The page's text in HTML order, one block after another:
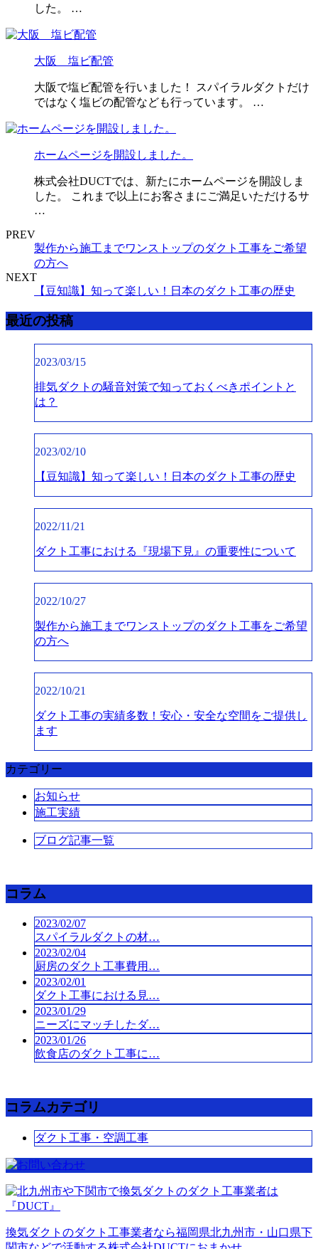
した。 …
大阪 塩ビ配管
大阪で塩ビ配管を行いました！ スパイラルダクトだけ
ではなく塩ビの配管なども行っています。 …
ホームページを開設しました。
株式会社DUCTでは、新たにホームページを開設しま
した。 これまで以上にお客さまにご満足いただけるサ
…
PREV
製作から施工までワンストップのダクト工事をご希望
の方へ
NEXT
【豆知識】知って楽しい！日本のダクト工事の歴史
最近の投稿
2023/03/15
排気ダクトの騒音対策で知っておくべきポイントと
は？
2023/02/10
【豆知識】知って楽しい！日本のダクト工事の歴史
2022/11/21
ダクト工事における『現場下見』の重要性について
2022/10/27
製作から施工までワンストップのダクト工事をご希望
の方へ
2022/10/21
ダクト工事の実績多数！安心・安全な空間をご提供し
ます
カテゴリー
お知らせ
施工実績
ブログ記事一覧
コラム
2023/02/07
スパイラルダクトの材…
2023/02/04
厨房のダクト工事費用…
2023/02/01
ダクト工事における見…
2023/01/29
ニーズにマッチしたダ…
2023/01/26
飲食店のダクト工事に…
コラムカテゴリ
ダクト工事・空調工事
換気ダクトのダクト工事業者なら福岡県北九州市・山口県下